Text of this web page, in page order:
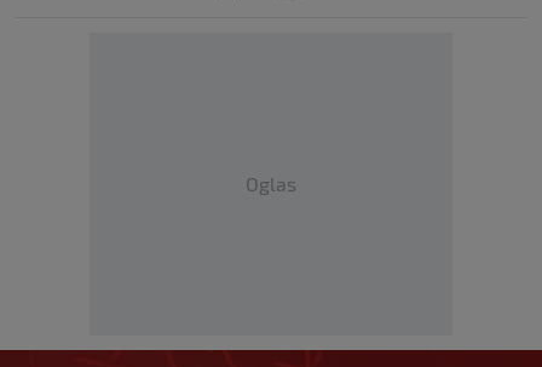
Oglas